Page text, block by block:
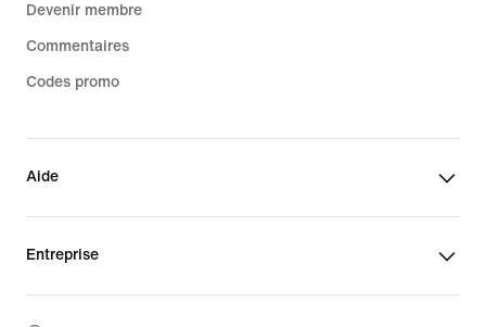
Devenir membre
Commentaires
Codes promo
Aide
Entreprise